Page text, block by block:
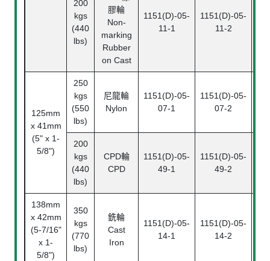
200
kgs
(440
lbs)
膠輪
Non-
marking
Rubber
on Cast
1151(D)-05-
11-1
1151(D)-05-
11-2
125mm
x 41mm
(5" x 1-
5/8")
250
kgs
(550
lbs)
尼龍輪
Nylon
1151(D)-05-
07-1
1151(D)-05-
07-2
200
kgs
(440
lbs)
CPD輪
CPD
1151(D)-05-
49-1
1151(D)-05-
49-2
138mm
x 42mm
(5-7/16"
x 1-
5/8")
350
kgs
(770
lbs)
銑輪
Cast
Iron
1151(D)-05-
14-1
1151(D)-05-
14-2